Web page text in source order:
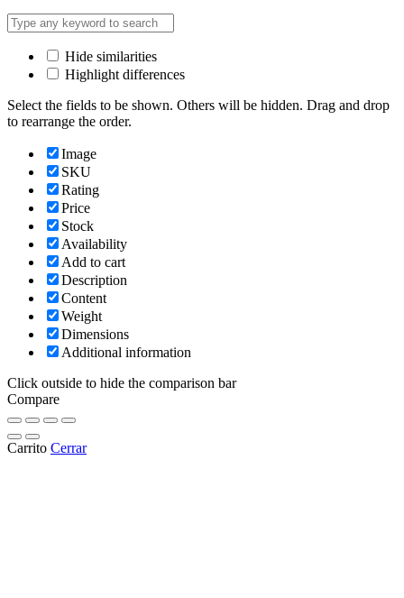
Hide similarities
Highlight differences
Select the fields to be shown. Others will be hidden. Drag and drop
to rearrange the order.
Image
SKU
Rating
Price
Stock
Availability
Add to cart
Description
Content
Weight
Dimensions
Additional information
Click outside to hide the comparison bar
Compare
Carrito Cerrar